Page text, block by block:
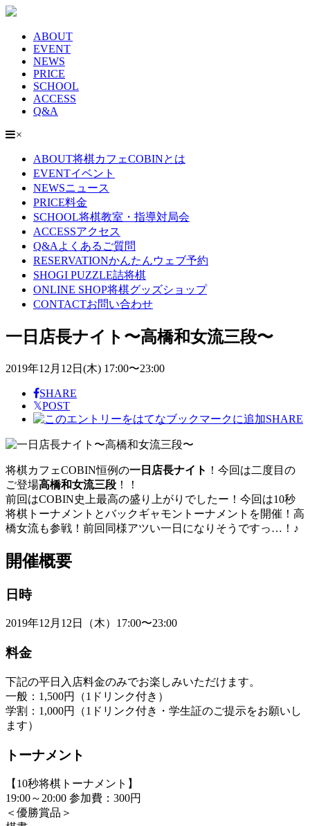
ABOUT
EVENT
NEWS
PRICE
SCHOOL
ACCESS
Q&A
×
ABOUT将棋カフェCOBINとは
EVENTイベント
NEWSニュース
PRICE料金
SCHOOL将棋教室・指導対局会
ACCESSアクセス
Q&A よくあるご質問
RESERVATIONかんたんウェブ予約
SHOGI PUZZLE詰将棋
ONLINE SHOP将棋グッズショップ
CONTACTお問い合わせ
一日店長ナイト〜高橋和女流三段〜
2019年12月12日(木) 17:00〜23:00
SHARE
𝕏POST
SHARE
将棋カフェCOBIN恒例の一日店長ナイト ！今回は二度目の
ご登場高橋和女流三段 ！！
前回はCOBIN史上最高の盛り上がりでしたー！今回は10秒
将棋トーナメントとバックギャモントーナメントを開催！高
橋女流も参戦！前回同様アツい一日になりそうですっ…！♪
開催概要
日時
2019年12月12日（木）17:00〜23:00
料金
下記の平日入店料金のみでお楽しみいただけます。
一般：1,500円（1ドリンク付き）
学割：1,000円（1ドリンク付き・学生証のご提示をお願いし
ます）
トーナメント
【10秒将棋トーナメント】
19:00～20:00 参加費：300円
＜優勝賞品＞